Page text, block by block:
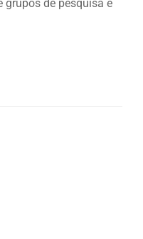
grupos de pesquisa e